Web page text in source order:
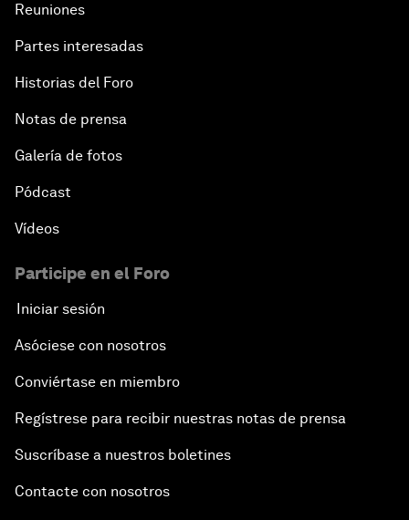
Reuniones
Partes interesadas
Historias del Foro
Notas de prensa
Galería de fotos
Pódcast
Vídeos
Participe en el Foro
Iniciar sesión
Asóciese con nosotros
Conviértase en miembro
Regístrese para recibir nuestras notas de prensa
Suscríbase a nuestros boletines
Contacte con nosotros